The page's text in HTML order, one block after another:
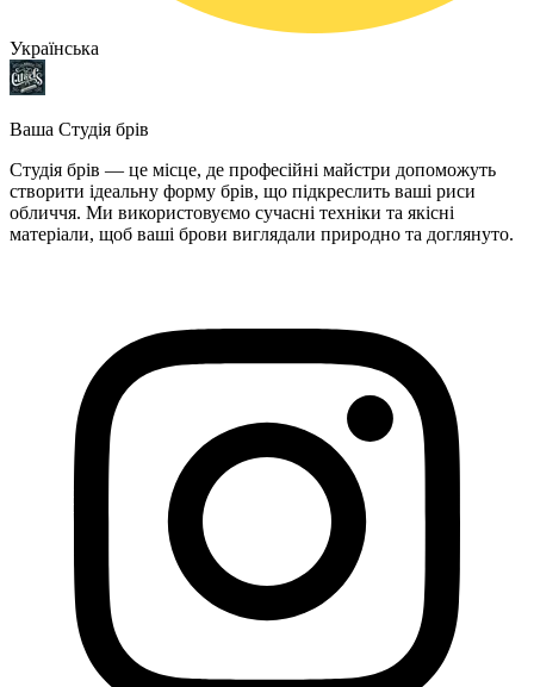
Українська
Ваша Студія брів
Студія брів — це місце, де професійні майстри допоможуть
створити ідеальну форму брів, що підкреслить ваші риси
обличчя. Ми використовуємо сучасні техніки та якісні
матеріали, щоб ваші брови виглядали природно та доглянуто.